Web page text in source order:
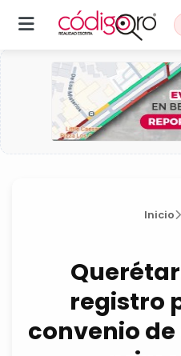
Inicio
registro
convenio